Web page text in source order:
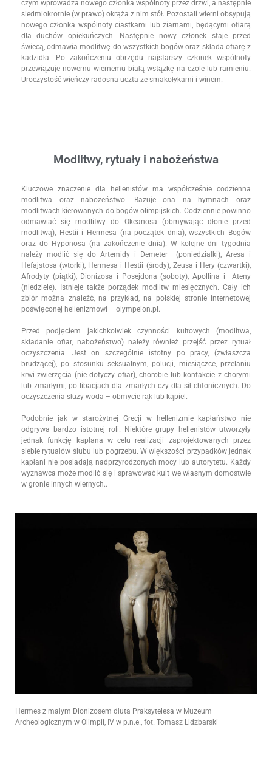
czym wprowadza nowego członka wspólnoty przez drzwi, a następnie
siedmiokrotnie (w prawo) okrąża z nim stół. Pozostali wierni obsypują
nowego członka wspólnoty ciastkami lub ziarnami, będącymi ofiarą
dla duchów opiekuńczych. Następnie nowy członek staje przed
świecą, odmawia modlitwę do wszystkich bogów oraz składa ofiarę z
kadzidła. Po zakończeniu obrzędu najstarszy członek wspólnoty
przewiązuje nowemu wiernemu białą wstążkę na czole lub ramieniu.
Uroczystość wieńczy radosna uczta ze smakołykami i winem.
Modlitwy, rytuały i nabożeństwa
Kluczowe znaczenie dla hellenistów ma współcześnie codzienna
modlitwa oraz nabożeństwo. Bazuje ona na hymnach oraz
modlitwach kierowanych do bogów olimpijskich. Codziennie powinno
odmawiać się modlitwy do Okeanosa (obmywając dłonie przed
modlitwą), Hestii i Hermesa (na początek dnia), wszystkich Bogów
oraz do Hyponosa (na zakończenie dnia). W kolejne dni tygodnia
należy modlić się do Artemidy i Demeter (poniedziałki), Aresa i
Hefajstosa (wtorki), Hermesa i Hestii (środy), Zeusa i Hery (czwartki),
Afrodyty (piątki), Dionizosa i Posejdona (soboty), Apollina i Ateny
(niedziele). Istnieje także porządek modlitw miesięcznych. Cały ich
zbiór można znaleźć, na przykład, na polskiej stronie internetowej
poświęconej hellenizmowi – olympeion.pl.
Przed podjęciem jakichkolwiek czynności kultowych (modlitwa,
składanie ofiar, nabożeństwo) należy również przejść przez rytuał
oczyszczenia. Jest on szczególnie istotny po pracy, (zwłaszcza
brudzącej), po stosunku seksualnym, polucji, miesiączce, przelaniu
krwi zwierzęcia (nie dotyczy ofiar), chorobie lub kontakcie z chorymi
lub zmarłymi, po libacjach dla zmarłych czy dla sił chtonicznych. Do
oczyszczenia służy woda – obmycie rąk lub kąpiel.
Podobnie jak w starożytnej Grecji w hellenizmie kapłaństwo nie
odgrywa bardzo istotnej roli. Niektóre grupy hellenistów utworzyły
jednak funkcję kapłana w celu realizacji zaprojektowanych przez
siebie rytuałów ślubu lub pogrzebu. W większości przypadków jednak
kapłani nie posiadają nadprzyrodzonych mocy lub autorytetu. Każdy
wyznawca może modlić się i sprawować kult we własnym domostwie
w gronie innych wiernych..
Hermes z małym Dionizosem dłuta Praksytelesa w Muzeum
Archeologicznym w Olimpii, IV w p.n.e., fot. Tomasz Lidzbarski